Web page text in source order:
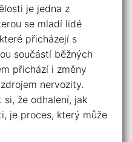
je jedna z
se mladí lidé
přicházejí s
součástí běžných
přichází i změny
nervozity.
že odhalení, jak
je proces, který může